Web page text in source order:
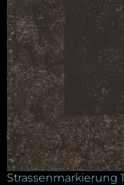
Strassenmarkierung 1